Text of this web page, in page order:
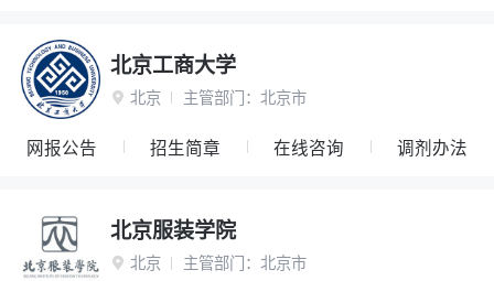
北京工商大学
 北京 主管部门： 北京市
网报公告 招生简章 在线咨询 调剂办法
北京服装学院
 北京 主管部门： 北京市